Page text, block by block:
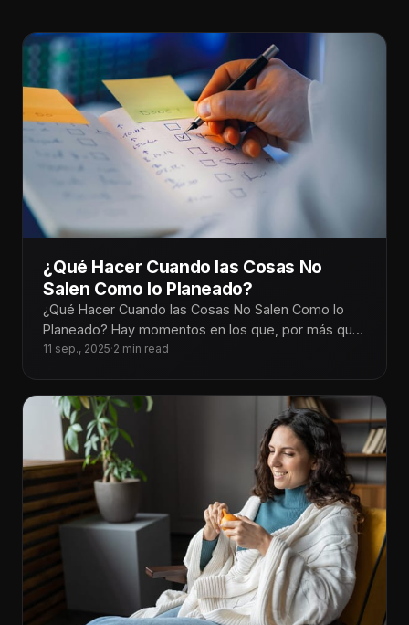
¿Qué Hacer Cuando las Cosas No
Salen Como lo Planeado?
¿Qué Hacer Cuando las Cosas No Salen Como lo
Planeado? Hay momentos en los que, por más que
planeamos cada
11 sep., 2025·2 min read